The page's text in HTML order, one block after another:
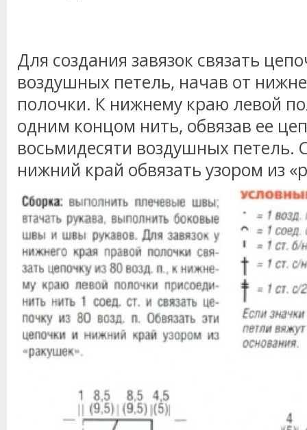
Для создания завязок связать
воздушных петель, начав от
полочки. К нижнему краю левой
одним концом нить, обвязав ее
восьмидесяти воздушных петель.
нижний край обвязать узором из